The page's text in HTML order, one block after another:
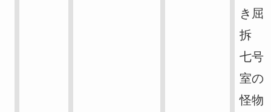
き屈
拆
七号
室の
怪物